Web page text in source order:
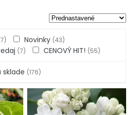
Novinky (43)
(7) CENOVÝ HIT! (55)
sklade (176)